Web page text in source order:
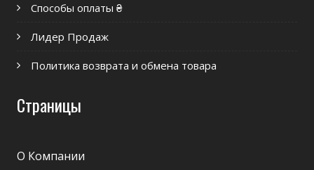
Способы оплаты ₴
Лидер Продаж
Политика возврата и обмена товара
Страницы
О Компании